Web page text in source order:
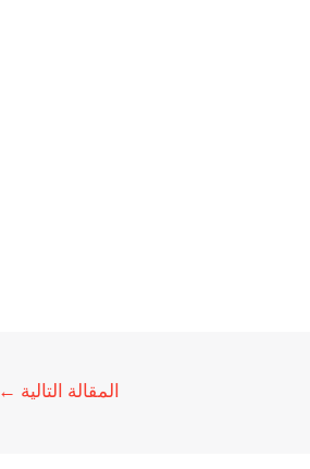
المقالة التالية ←